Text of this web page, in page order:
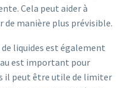
Cela peut aider à
manière plus prévisible.
liquides est également
est important pour
il peut être utile de limiter